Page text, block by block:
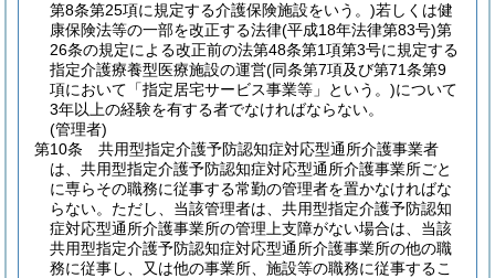
第8条第25項に規定する介護保険施設をいう。)若しくは健
康保険法等の一部を改正する法律(平成18年法律第83号)第
26条の規定による改正前の法第48条第1項第3号に規定する
指定介護療養型医療施設の運営(同条第7項及び第71条第9
項において「指定居宅サービス事業等」という。)について
3年以上の経験を有する者でなければならない。
(管理者)
第10条
共用型指定介護予防認知症対応型通所介護事業者
は、共用型指定介護予防認知症対応型通所介護事業所ごと
に専らその職務に従事する常勤の管理者を置かなければな
らない。 ただし、当該管理者は、共用型指定介護予防認知
症対応型通所介護事業所の管理上支障がない場合は、当該
共用型指定介護予防認知症対応型通所介護事業所の他の職
務に従事し、又は他の事業所、施設等の職務に従事するこ